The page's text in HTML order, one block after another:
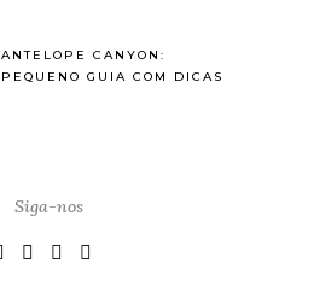
ANTELOPE CANYON:
PEQUENO GUIA COM DICAS
Siga-nos